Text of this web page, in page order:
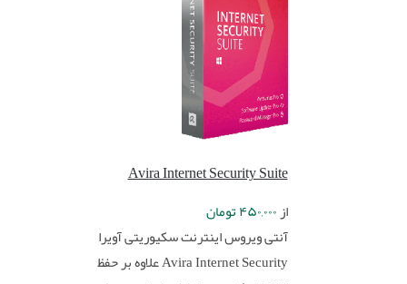
Avira Internet Security Suite
از۴۵۰,۰۰۰تومان
آنتی ویروس اینترنت سکیوریتی آویرا
Avira Internet Security علاوه‌ بر حفظ